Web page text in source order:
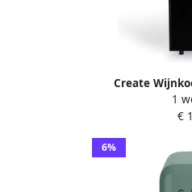
Create
1
€
6%